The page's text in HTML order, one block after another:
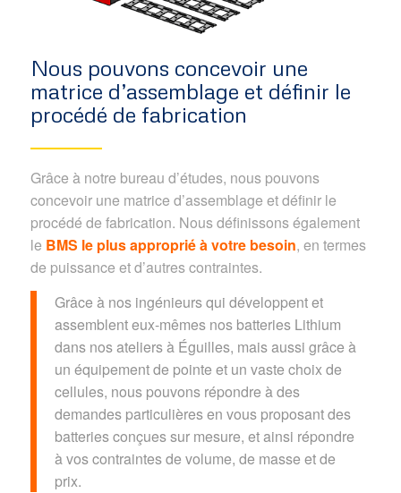
Nous pouvons concevoir une
matrice d’assemblage et définir le
procédé de fabrication
Grâce à notre bureau d’études, nous pouvons
concevoir une matrice d’assemblage et définir le
procédé de fabrication. Nous définissons également
le BMS le plus approprié à votre besoin, en termes
de puissance et d’autres contraintes.
Grâce à nos ingénieurs qui développent et
assemblent eux-mêmes nos batteries Lithium
dans nos ateliers à Éguilles, mais aussi grâce à
un équipement de pointe et un vaste choix de
cellules, nous pouvons répondre à des
demandes particulières en vous proposant des
batteries conçues sur mesure, et ainsi répondre
à vos contraintes de volume, de masse et de
prix.